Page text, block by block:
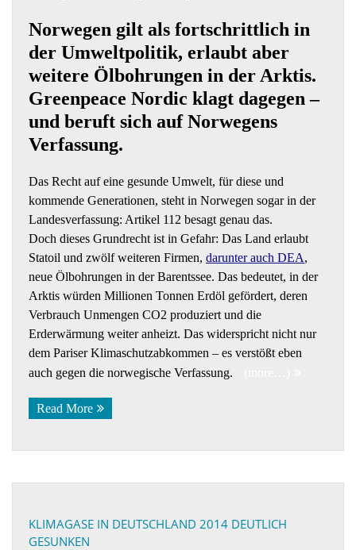
Norwegen gilt als fortschrittlich in
der Umweltpolitik, erlaubt aber
weitere Ölbohrungen in der Arktis.
Greenpeace Nordic klagt dagegen –
und beruft sich auf Norwegens
Verfassung.
Das Recht auf eine gesunde Umwelt, für diese und
kommende Generationen, steht in Norwegen sogar in der
Landesverfassung: Artikel 112 besagt genau das.
Doch dieses Grundrecht ist in Gefahr: Das Land erlaubt
Statoil und zwölf weiteren Firmen, darunter auch DEA,
neue Ölbohrungen in der Barentssee. Das bedeutet, in der
Arktis würden Millionen Tonnen Erdöl gefördert, deren
Verbrauch Unmengen CO2 produziert und die
Erderwärmung weiter anheizt. Das widerspricht nicht nur
dem Pariser Klimaschutzabkommen – es verstößt eben
auch gegen die norwegische Verfassung.
Read More
KLIMAGASE IN DEUTSCHLAND 2014 DEUTLICH
GESUNKEN